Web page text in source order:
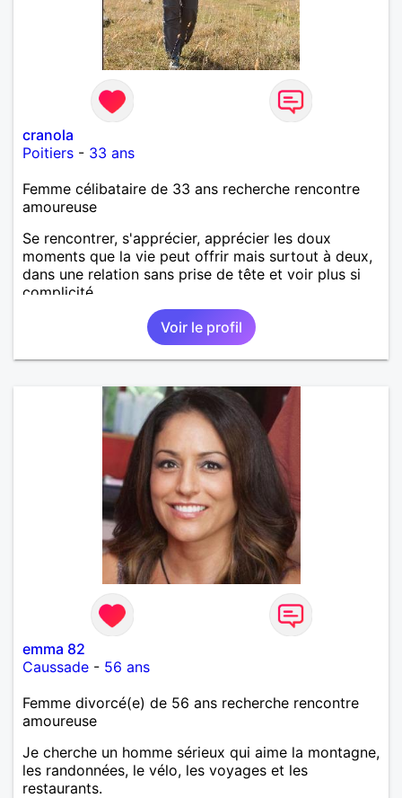
cranola
Poitiers - 33 ans
Femme célibataire de 33 ans recherche rencontre
amoureuse
Se rencontrer, s'apprécier, apprécier les doux
moments que la vie peut offrir mais surtout à deux,
dans une relation sans prise de tête et voir plus si
complicité.
Voir le profil
emma 82
Caussade - 56 ans
Femme divorcé(e) de 56 ans recherche rencontre
amoureuse
Je cherche un homme sérieux qui aime la montagne,
les randonnées, le vélo, les voyages et les
restaurants.